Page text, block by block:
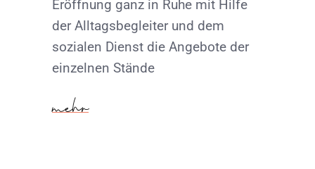
Eröffnung ganz in Ruhe mit Hilfe
der Alltagsbegleiter und dem
sozialen Dienst die Angebote der
einzelnen Stände
mehr